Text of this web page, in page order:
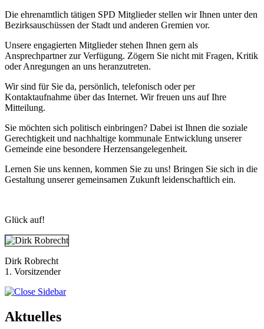
Die ehrenamtlich tätigen SPD Mitglieder stellen wir Ihnen unter den
Bezirksauschüssen der Stadt und anderen Gremien vor.
Unsere engagierten Mitglieder stehen Ihnen gern als
Ansprechpartner zur Verfügung. Zögern Sie nicht mit Fragen, Kritik
oder Anregungen an uns heranzutreten.
Wir sind für Sie da, persönlich, telefonisch oder per
Kontaktaufnahme über das Internet. Wir freuen uns auf Ihre
Mitteilung.
Sie möchten sich politisch einbringen? Dabei ist Ihnen die soziale
Gerechtigkeit und nachhaltige kommunale Entwicklung unserer
Gemeinde eine besondere Herzensangelegenheit.
Lernen Sie uns kennen, kommen Sie zu uns! Bringen Sie sich in die
Gestaltung unserer gemeinsamen Zukunft leidenschaftlich ein.
Glück auf!
Dirk Robrecht
1. Vorsitzender
Aktuelles